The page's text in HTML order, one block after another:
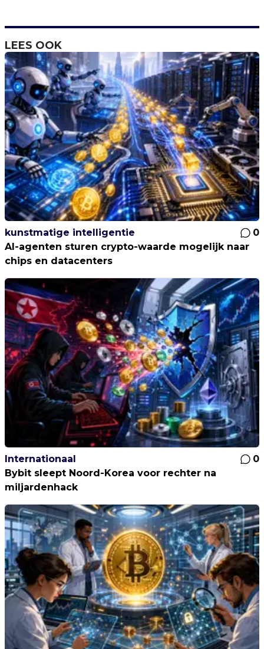
LEES OOK
kunstmatige intelligentie
0
AI-agenten sturen crypto-waarde mogelijk naar
chips en datacenters
Internationaal
0
Bybit sleept Noord-Korea voor rechter na
miljardenhack